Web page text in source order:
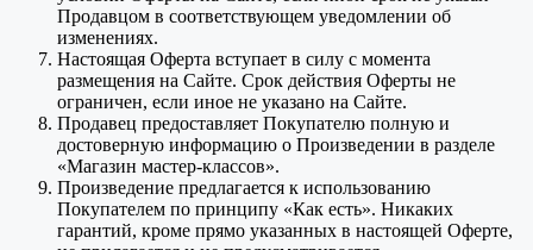
Продавцом в соответствующем уведомлении об
изменениях.
Настоящая Оферта вступает в силу с момента
размещения на Сайте. Срок действия Оферты не
ограничен, если иное не указано на Сайте.
Продавец предоставляет Покупателю полную и
достоверную информацию о Произведении в разделе
«Магазин мастер-классов».
Произведение предлагается к использованию
Покупателем по принципу «Как есть». Никаких
гарантий, кроме прямо указанных в настоящей Оферте,